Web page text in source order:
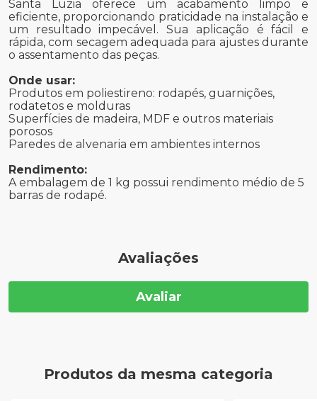
Santa Luzia oferece um acabamento limpo e
eficiente, proporcionando praticidade na instalação e
um resultado impecável. Sua aplicação é fácil e
rápida, com secagem adequada para ajustes durante
o assentamento das peças.
Onde usar:
Produtos em poliestireno: rodapés, guarnições,
rodatetos e molduras
Superfícies de madeira, MDF e outros materiais
porosos
Paredes de alvenaria em ambientes internos
Rendimento:
A embalagem de 1 kg possui rendimento médio de 5
barras de rodapé.
Avaliações
Avaliar
Produtos da mesma categoria